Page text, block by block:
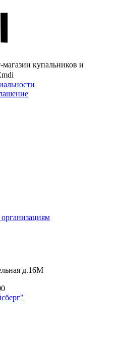
купальников и
д.16М